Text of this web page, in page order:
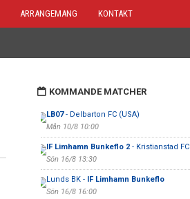
ARRANGEMANG KONTAKT
KOMMANDE MATCHER
LB07- Delbarton FC (USA)
Mån 10/8 10:00
IF Limhamn Bunkeflo 2 - Kristianstad FC
Sön 16/8 13:30
Lunds BK - IF Limhamn Bunkeflo
Sön 16/8 16:00